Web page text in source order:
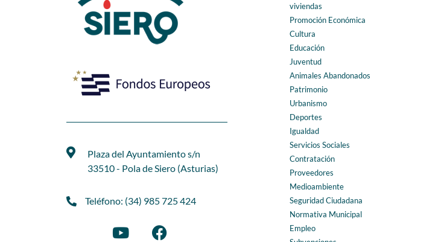
Plaza del Ayuntamiento s/n
33510 - Pola de Siero (Asturias)
Teléfono: (34) 985 725 424
viviendas
Promoción Económica
Cultura
Educación
Juventud
Animales Abandonados
Patrimonio
Urbanismo
Deportes
Igualdad
Servicios Sociales
Contratación
Proveedores
Medioambiente
Seguridad Ciudadana
Normativa Municipal
Empleo